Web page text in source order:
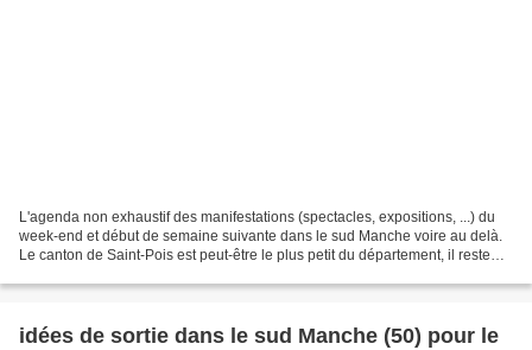
L'agenda non exhaustif des manifestations (spectacles, expositions, ...) du
week-end et début de semaine suivante dans le sud Manche voire au delà.
Le canton de Saint-Pois est peut-être le plus petit du département, il reste
idées de sortie dans le sud Manche (50) pour le